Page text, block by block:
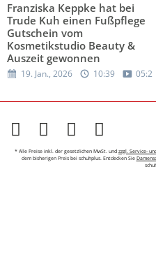
Franziska Keppke hat bei
Trude Kuh einen Fußpflege
Gutschein vom
Kosmetikstudio Beauty &
Auszeit gewonnen
19. Jan., 2026 10:39 05:27
* Alle Preise inkl. der gesetzlichen MwSt. und zzgl. Service-
dem bisherigen Preis bei schuhplus. Entdecken Sie